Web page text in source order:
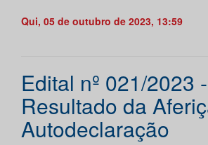
Qui, 05 de outubro de 2023, 13:59
Edital nº 021/2023 -
Resultado da
Autodeclaração